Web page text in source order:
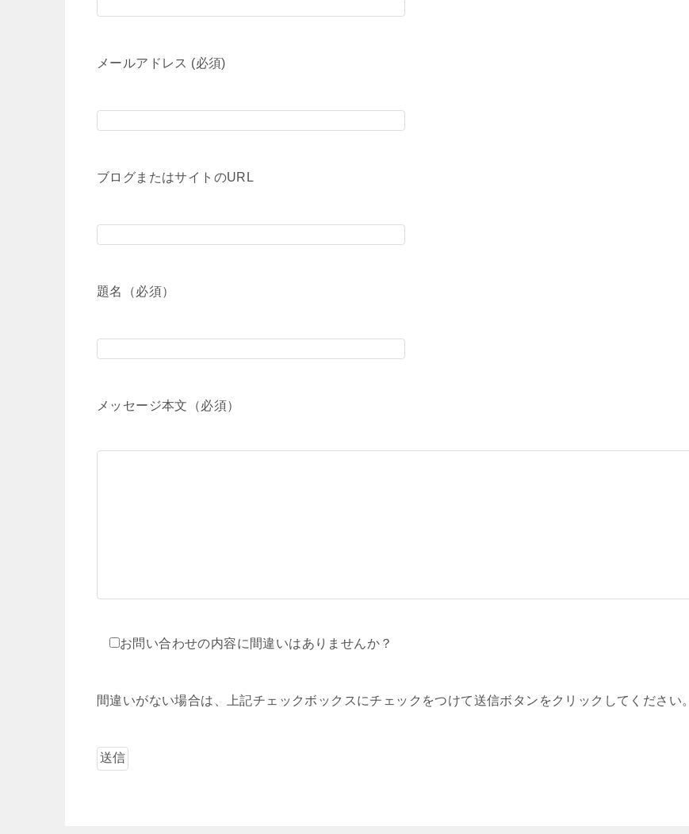
メールアドレス (必須)
ブログまたはサイトのURL
題名（必須）
メッセージ本文（必須）
お問い合わせの内容に間違いはありませんか？
間違いがない場合は、上記チェックボックスにチェックをつけて送信ボタンをクリックしてください。